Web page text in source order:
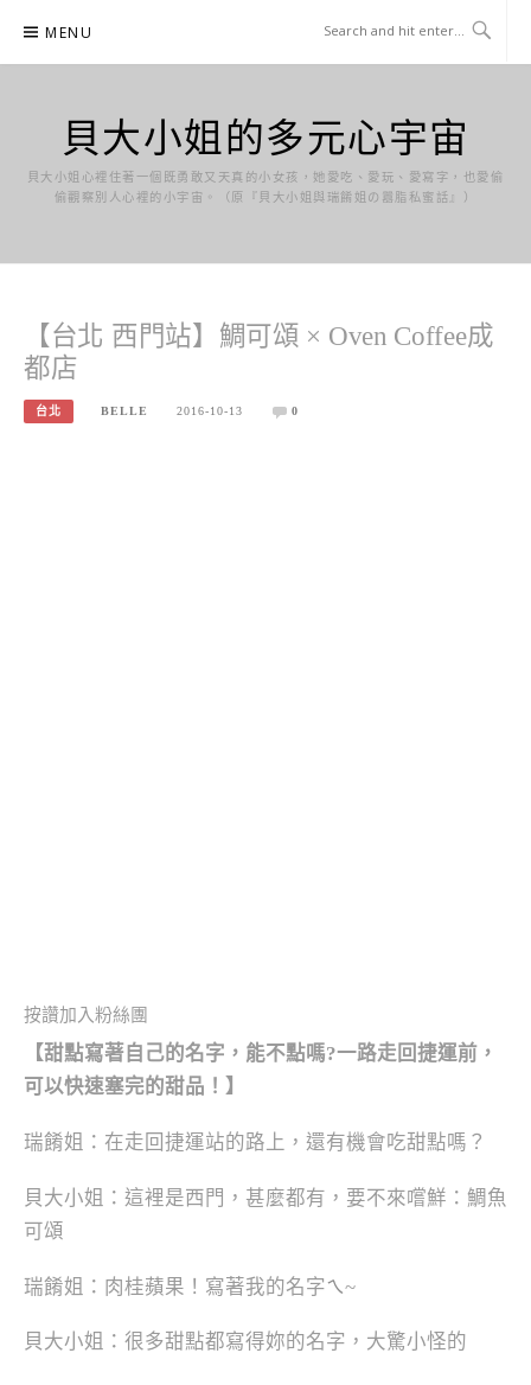
content
MENU
貝大小姐的多元心宇宙
貝大小姐心裡住著一個既勇敢又天真的小女孩，她愛吃、愛玩、愛寫字，也愛偷
偷觀察別人心裡的小宇宙。（原『貝大小姐與瑞餚姐の囂脂私蜜話』）
【台北 西門站】鯛可頌 × Oven Coffee成
都店
台北 BELLE 2016-10-13 0
按讚加入粉絲團
【甜點寫著自己的名字，能不點嗎?一路走回捷運前，
可以快速塞完的甜品！】
瑞餚姐：在走回捷運站的路上，還有機會吃甜點嗎？
貝大小姐：這裡是西門，甚麼都有，要不來嚐鮮：鯛魚
可頌
瑞餚姐：肉桂蘋果！寫著我的名字ㄟ~
貝大小姐：很多甜點都寫得妳的名字，大驚小怪的